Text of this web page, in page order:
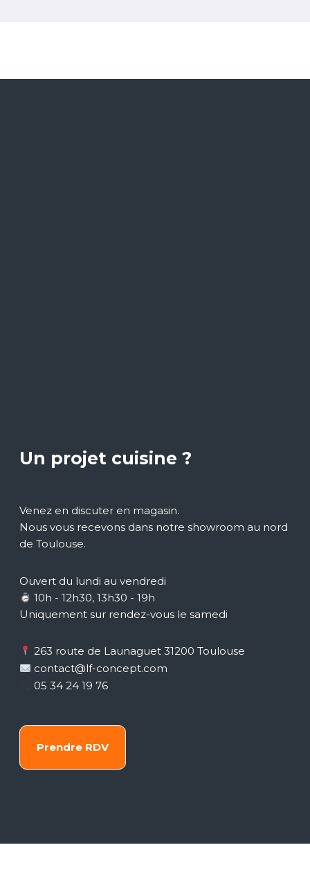
Un projet cuisine ?
Venez en discuter en magasin.
Nous vous recevons dans notre showroom au nord
de Toulouse.
Ouvert du lundi au vendredi
10h - 12h30, 13h30 - 19h
Uniquement sur rendez-vous le samedi
263 route de Launaguet 31200 Toulouse
contact@lf-concept.com
05 34 24 19 76
Prendre RDV